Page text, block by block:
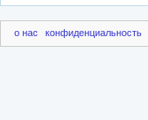
о нас конфиденциальность